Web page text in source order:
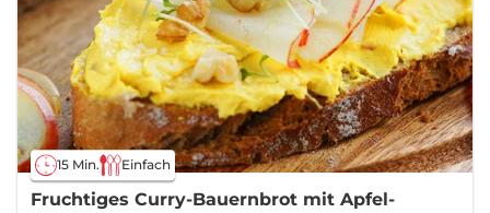
15 Min. Einfach
Fruchtiges Curry-Bauernbrot mit Apfel-